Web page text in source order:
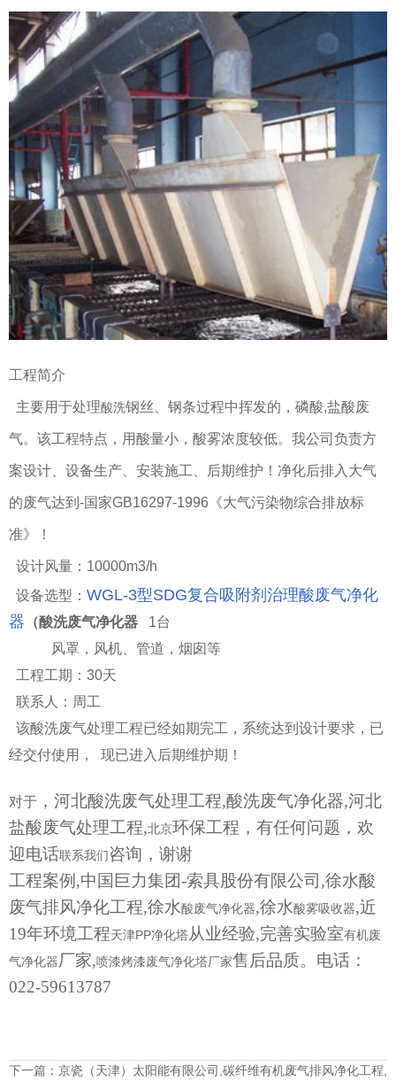
工程简介
主要用于处理酸洗钢丝、钢条过程中挥发的，磷酸,盐酸废
气。该工程特点，用酸量小，酸雾浓度较低。我公司负责方
案设计、设备生产、安装施工、后期维护！净化后排入大气
的废气达到-国家GB16297-1996《大气污染物综合排放标
准》！
设计风量： 10000m3/h
设备选型： WGL-3型SDG复合吸附剂治理酸废气净化
器 （酸洗废气净化器 1台
风罩，风机、管道，烟囱等
工程工期：30天
联系人：周工
该酸洗废气处理工程已经如期完工，系统达到设计要求，已
经交付使用， 现已进入后期维护期！
对于 ，河北酸洗废气处理工程,酸洗废气净化器,河北
盐酸废气处理工程,北京环保工程，有任何问题，欢
迎电话联系我们咨询，谢谢
工程案例,中国巨力集团-索具股份有限公司,徐水酸
废气排风净化工程,徐水酸废气净化器,徐水酸雾吸收器,近
19年环境工程天津PP净化塔从业经验,完善实验室有机废
气净化器厂家,喷漆烤漆废气净化塔厂家售后品质。电话：
022-59613787
下一篇： 京瓷（天津）太阳能有限公司,碳纤维有机废气排风净化工程,